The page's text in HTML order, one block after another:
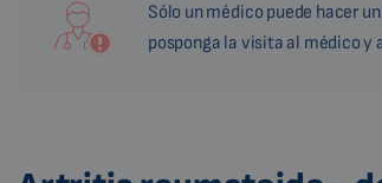
Sólo un médico puede hacer
posponga la visita al médico y